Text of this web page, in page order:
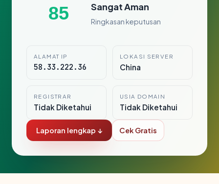
85 Sangat Aman
Ringkasan keputusan
ALAMAT IP
58.33.222.36
LOKASI SERVER
China
REGISTRAR
Tidak Diketahui
USIA DOMAIN
Tidak Diketahui
Laporan lengkap ↓ Cek Gratis